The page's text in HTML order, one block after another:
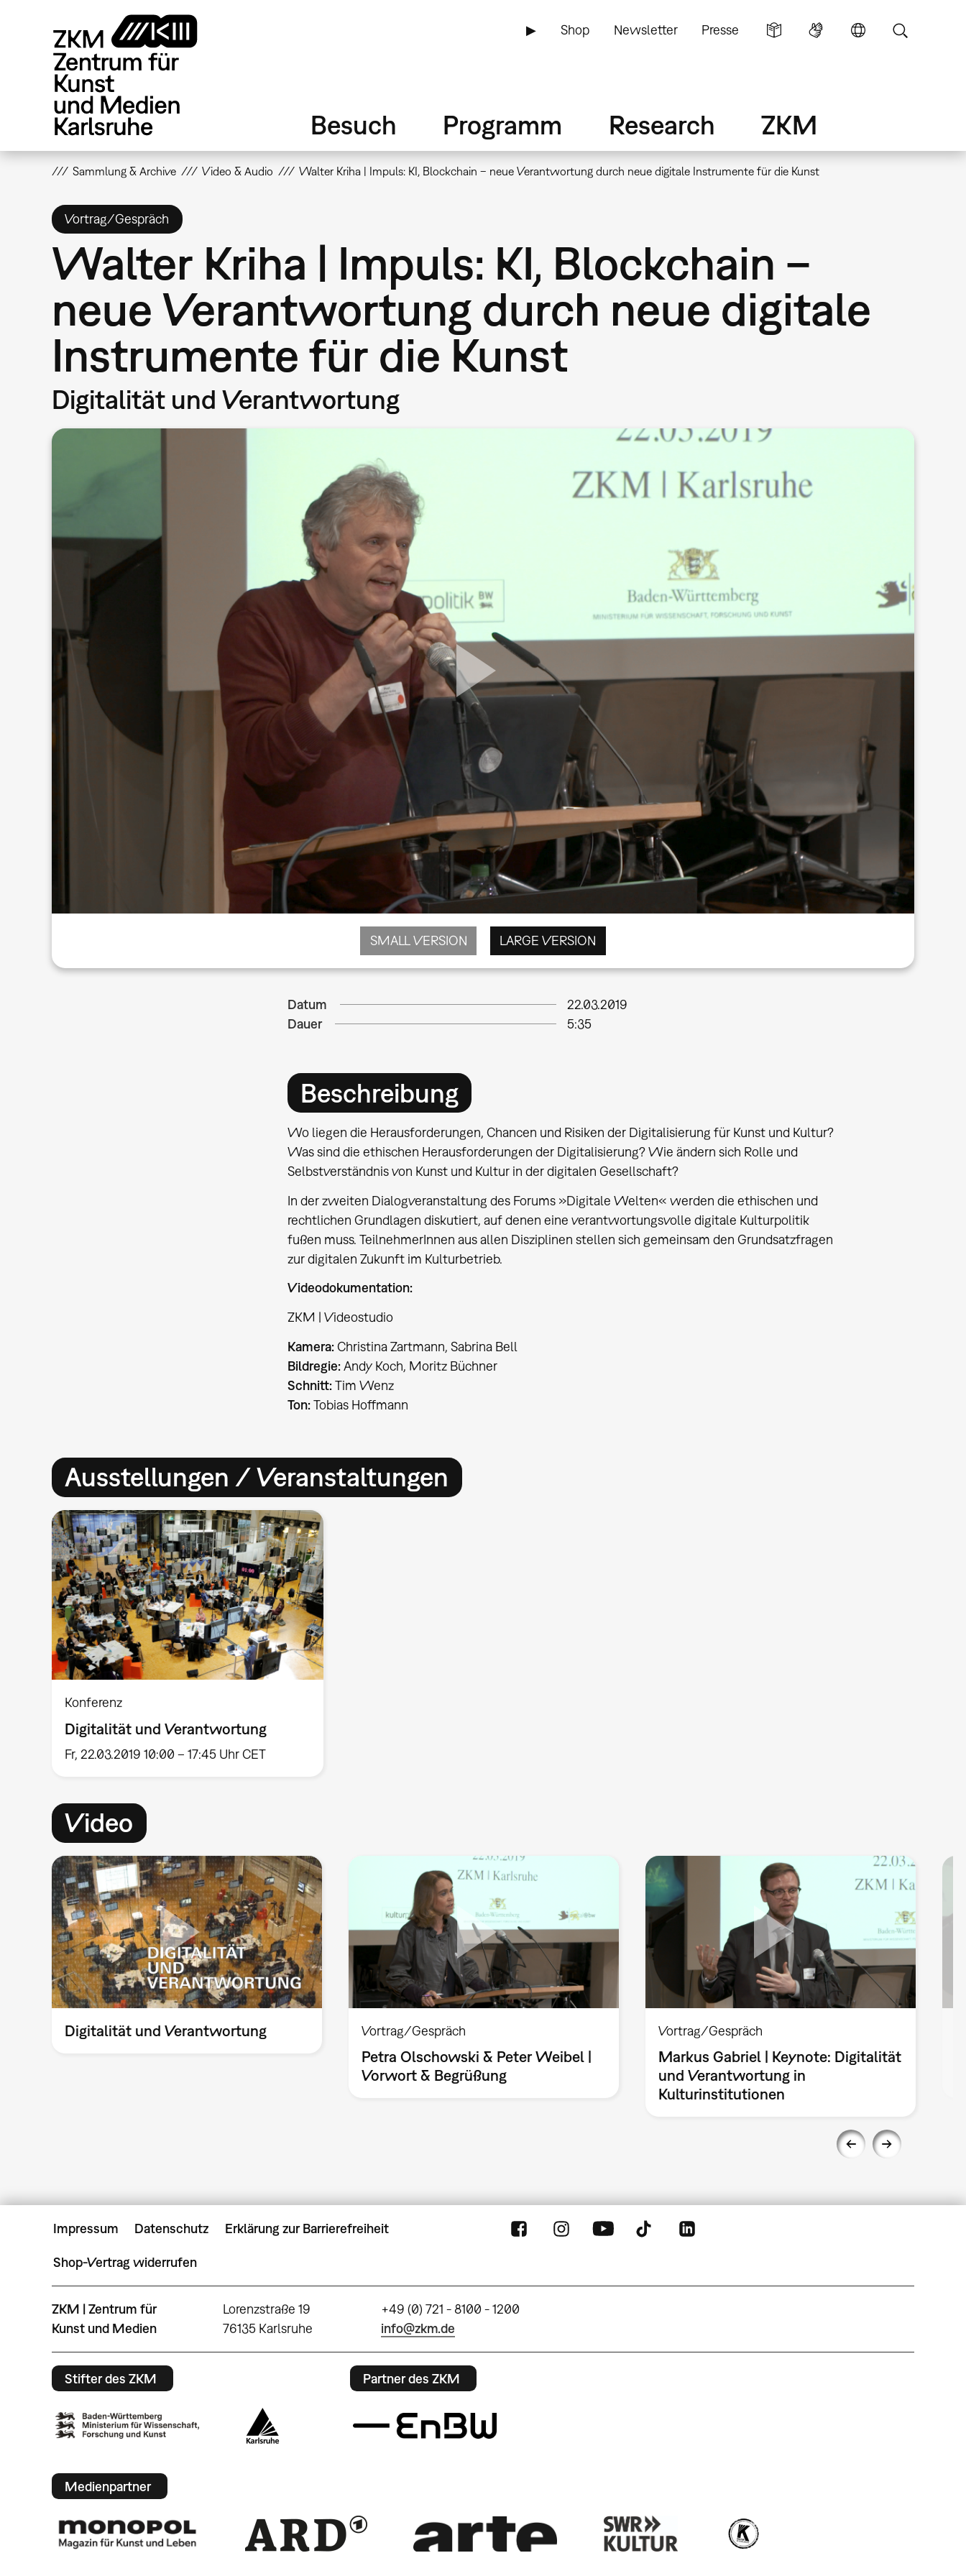
▶ Shop Newsletter Presse
Besuch Programm Research ZKM
Sammlung & Archive Video & Audio Walter Kriha | Impuls: KI, Blockchain – neue Verantwortung durch neue digitale Instrumente für die Kunst
Vortrag/Gespräch
Walter Kriha | Impuls: KI, Blockchain –
neue Verantwortung durch neue digitale
Instrumente für die Kunst
Digitalität und Verantwortung
SMALL VERSION LARGE VERSION
Datum
22.03.2019
Dauer
5:35
Beschreibung
Wo liegen die Herausforderungen, Chancen und Risiken der Digitalisierung für Kunst und Kultur?
Was sind die ethischen Herausforderungen der Digitalisierung? Wie ändern sich Rolle und
Selbstverständnis von Kunst und Kultur in der digitalen Gesellschaft?
In der zweiten Dialogveranstaltung des Forums »Digitale Welten« werden die ethischen und
rechtlichen Grundlagen diskutiert, auf denen eine verantwortungsvolle digitale Kulturpolitik
fußen muss. TeilnehmerInnen aus allen Disziplinen stellen sich gemeinsam den Grundsatzfragen
zur digitalen Zukunft im Kulturbetrieb.
Videodokumentation:
ZKM | Videostudio
Kamera:Christina Zartmann, Sabrina Bell
Bildregie:Andy Koch, Moritz Büchner
Schnitt:Tim Wenz
Ton:Tobias Hoffmann
Ausstellungen / Veranstaltungen
Konferenz
Digitalität und Verantwortung
Fr, 22.03.2019 10:00 – 17:45 Uhr CET
Video
Digitalität und Verantwortung Vortrag/Gespräch
Petra Olschowski & Peter Weibel |
Vorwort & Begrüßung
Vortrag/Gespräch
Markus Gabriel | Keynote: Digitalität
und Verantwortung in
Kulturinstitutionen
Impressum Datenschutz Erklärung zur Barrierefreiheit
Shop-Vertrag widerrufen
ZKM | Zentrum für
Kunst und Medien
Lorenzstraße 19
76135 Karlsruhe
+49 (0) 721 - 8100 - 1200
info@zkm.de
Stifter des ZKM Partner des ZKM
Medienpartner